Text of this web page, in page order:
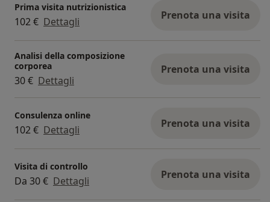
Prima visita nutrizionistica
102 € Dettagli Prenota una visita
Analisi della composizione
corporea
30 € Dettagli
Prenota una visita
Consulenza online
102 € Dettagli Prenota una visita
Visita di controllo
Da 30 € Dettagli Prenota una visita